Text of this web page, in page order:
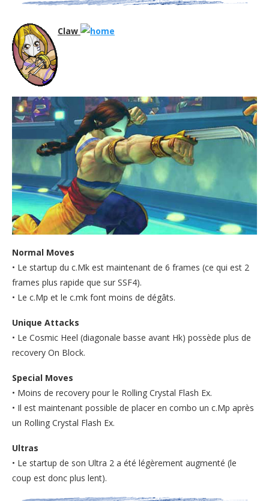
Claw
Normal Moves
• Le startup du c.Mk est maintenant de 6 frames (ce qui est 2
frames plus rapide que sur SSF4).
• Le c.Mp et le c.mk font moins de dégâts.
Unique Attacks
• Le Cosmic Heel (diagonale basse avant Hk) possède plus de
recovery On Block.
Special Moves
• Moins de recovery pour le Rolling Crystal Flash Ex.
• Il est maintenant possible de placer en combo un c.Mp après
un Rolling Crystal Flash Ex.
Ultras
• Le startup de son Ultra 2 a été légèrement augmenté (le
coup est donc plus lent).